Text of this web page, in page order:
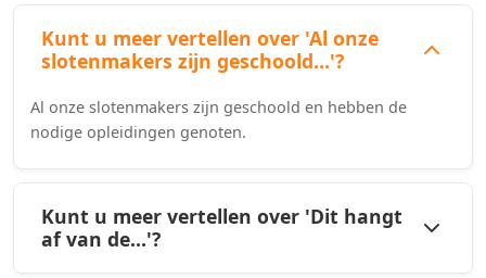
Kunt u meer vertellen over 'Al onze
slotenmakers zijn geschoold...'?
Al onze slotenmakers zijn geschoold en hebben de
nodige opleidingen genoten.
Kunt u meer vertellen over 'Dit hangt
af van de...'?